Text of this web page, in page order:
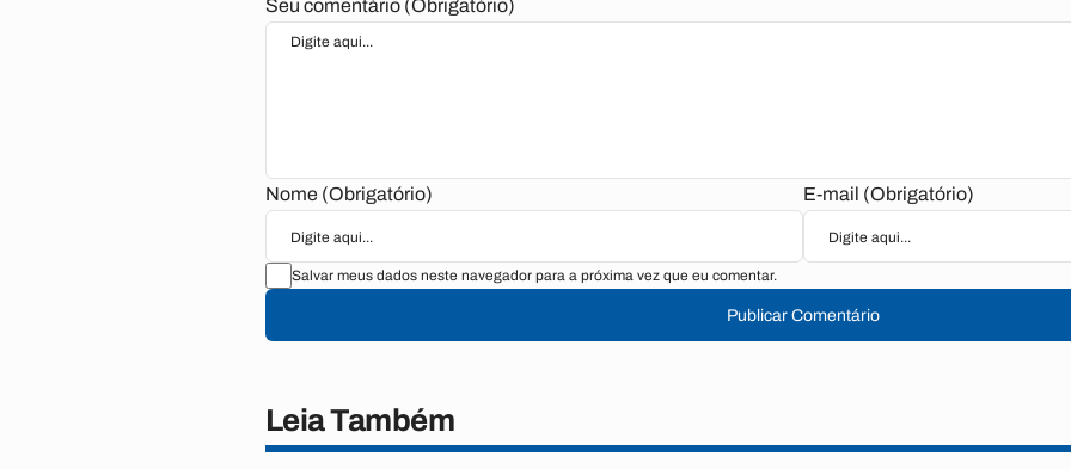
Seu comentário (Obrigatório)
Nome (Obrigatório) E-mail (Obrigatório)
Salvar meus dados neste navegador para a próxima vez que eu comentar.
Publicar Comentário
Leia Também